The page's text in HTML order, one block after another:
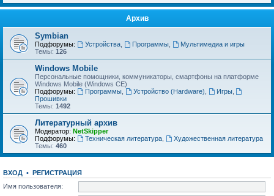
Архив
Symbian
Подфорумы: Устройства, Программы,
Мультимедиа и игры
Темы: 126
Windows Mobile
Персональные помощники, коммуникаторы, смартфоны на платформе
Windows Mobile (Windows CE)
Подфорумы:
Программы, Устройство (Hardware) Игры,
Прошивки
Темы: 1492
Литературный архив
Модератор: NetSkipper
Подфорумы:
Техническая литература,
Художественная литература
Темы: 460
ВХОД • РЕГИСТРАЦИЯ
Имя пользователя: